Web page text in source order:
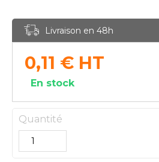
Livraison en 48h
0,11 € HT
En stock
Quantité